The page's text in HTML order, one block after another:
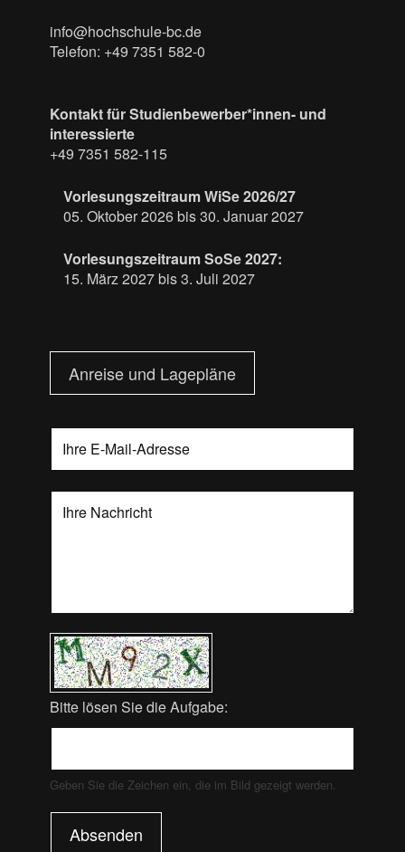
info@hochschule-bc.de
Telefon: +49 7351 582-0
Kontakt für Studienbewerber*innen- und
interessierte
+49 7351 582-115
Vorlesungszeitraum WiSe 2026/27
05. Oktober 2026 bis 30. Januar 2027
Vorlesungszeitraum SoSe 2027:
15. März 2027 bis 3. Juli 2027
Anreise und Lagepläne
Bitte lösen Sie die Aufgabe:
Geben Sie die Zeichen ein, die im Bild gezeigt werden.
Absenden